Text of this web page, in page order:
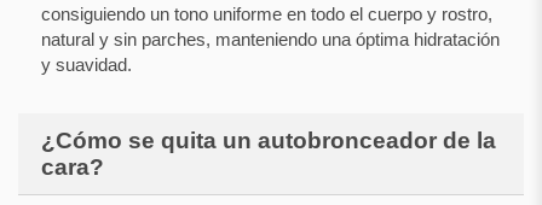
consiguiendo un tono uniforme en todo el cuerpo y rostro,
natural y sin parches, manteniendo una óptima hidratación
y suavidad.
¿Cómo se quita un autobronceador de la
cara?